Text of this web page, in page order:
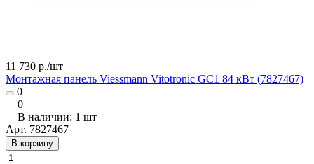
11 730 р./шт
Монтажная панель Viessmann Vitotronic GC1 84 кВт (7827467)
0
0
В наличии: 1 шт
Арт. 7827467
В корзину